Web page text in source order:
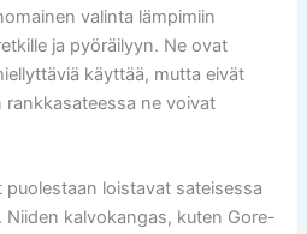
valinta lämpimiin
ja pyöräilyyn. Ne ovat
käyttää, mutta eivät
ne voivat
loistavat sateisessa
kalvokangas, kuten Gore-